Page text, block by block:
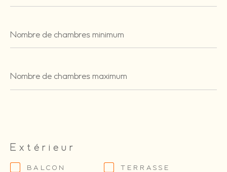
de
chambres
minimum
de
chambres
maximum
Extérieur
BALCON TERRASSE